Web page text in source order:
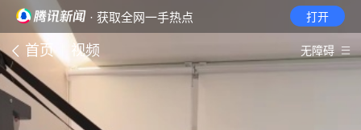
· 获取全网一手热点 打开
首页 视频 无障碍